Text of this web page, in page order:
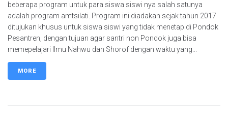
beberapa program untuk para siswa siswi nya salah satunya
adalah program amtsilati. Program ini diadakan sejak tahun 2017
ditujukan khusus untuk siswa siswi yang tidak menetap di Pondok
Pesantren, dengan tujuan agar santri non Pondok juga bisa
memepelajari Ilmu Nahwu dan Shorof dengan waktu yang...
MORE